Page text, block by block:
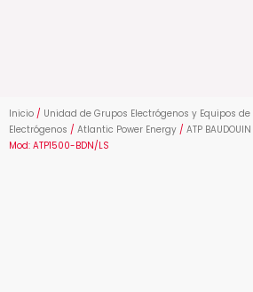
Inicio / Unidad de Grupos Electrógenos y Equipos de
Electrógenos / Atlantic Power Energy / ATP BAUDOUIN
Mod: ATP1500-BDN/LS